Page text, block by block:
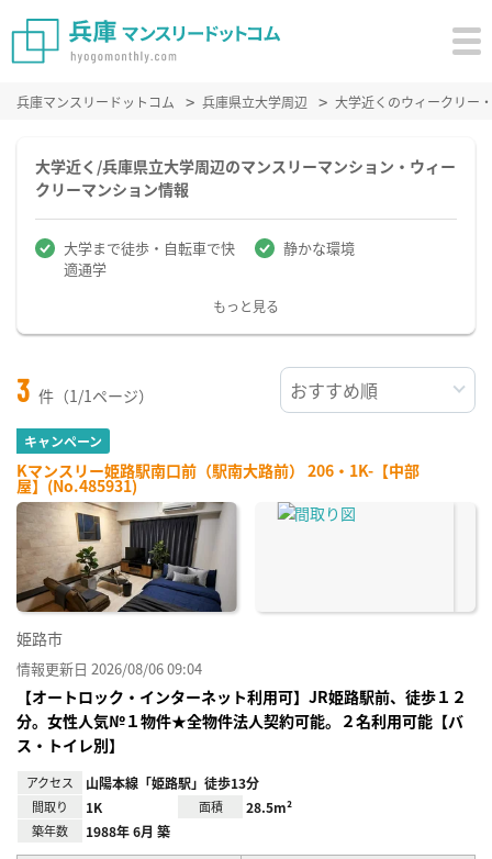
兵庫マンスリードットコム 兵庫県立大学周辺 大学近くのウィークリー
大学近く/兵庫県立大学周辺のマンスリーマンション・ウィー
クリーマンション情報
大学まで徒歩・自転車で快
適通学
静かな環境
もっと見る
3 件（1/1ページ）
キャンペーン
Kマンスリー姫路駅南口前（駅南大路前） 206・1K-【中部
屋】(No.485931)
姫路市
情報更新日 2026/08/06 09:04
【オートロック・インターネット利用可】JR姫路駅前、徒歩１２
分。女性人気№１物件★全物件法人契約可能。２名利用可能【バ
ス・トイレ別】
アクセス 山陽本線「姫路駅」徒歩13分
間取り 1K 面積 28.5m²
築年数 1988年 6月 築